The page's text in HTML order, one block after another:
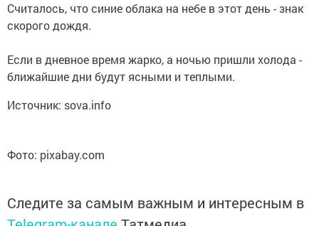
Считалось, что синие облака на небе в этот день - знак
скорого дождя.
Если в дневное время жарко, а ночью пришли холода -
ближайшие дни будут ясными и теплыми.
Источник: sova.info
Фото: pixabay.com
Следите за самым важным и интересным в